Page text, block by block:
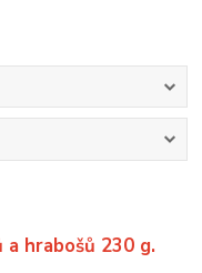
hrabošů 230 g.